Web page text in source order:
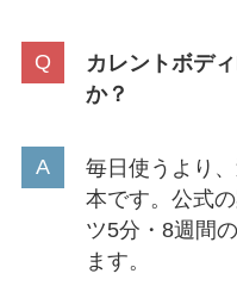
カレントボデ
か？
毎日使うより
本です。公式
ツ5分・8週間
ます。